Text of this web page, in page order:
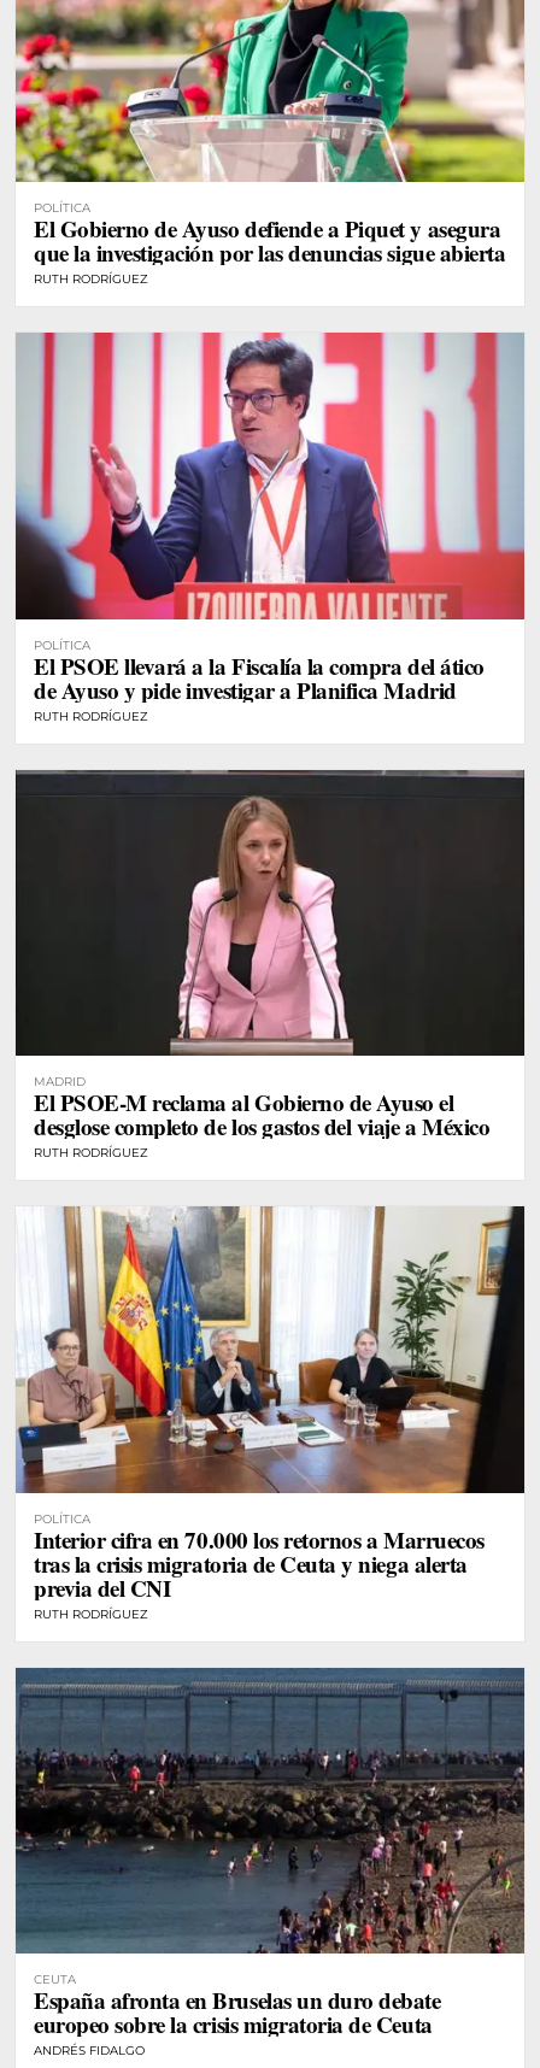
POLÍTICA
El Gobierno de Ayuso defiende a Piquet y asegura
que la investigación por las denuncias sigue abierta
RUTH RODRÍGUEZ
POLÍTICA
El PSOE llevará a la Fiscalía la compra del ático
de Ayuso y pide investigar a Planifica Madrid
RUTH RODRÍGUEZ
MADRID
El PSOE-M reclama al Gobierno de Ayuso el
desglose completo de los gastos del viaje a México
RUTH RODRÍGUEZ
POLÍTICA
Interior cifra en 70.000 los retornos a Marruecos
tras la crisis migratoria de Ceuta y niega alerta
previa del CNI
RUTH RODRÍGUEZ
CEUTA
España afronta en Bruselas un duro debate
europeo sobre la crisis migratoria de Ceuta
ANDRÉS FIDALGO